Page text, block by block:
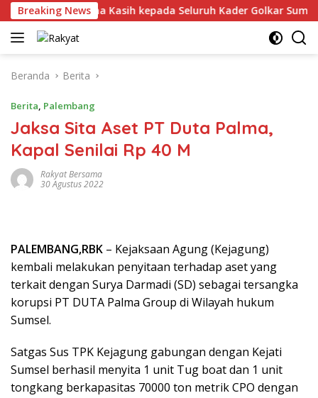
Langsung
ke
konten
Breaking News
Terima Kasih kepada Seluruh Kader Golkar Sumsel
Beranda Berita
Berita, Palembang
Jaksa Sita Aset PT Duta Palma,
Kapal Senilai Rp 40 M
Rakyat Bersama
30 Agustus 2022
PALEMBANG,RBK – Kejaksaan Agung (Kejagung)
kembali melakukan penyitaan terhadap aset yang
terkait dengan Surya Darmadi (SD) sebagai tersangka
korupsi PT DUTA Palma Group di Wilayah hukum
Sumsel.
Satgas Sus TPK Kejagung gabungan dengan Kejati
Sumsel berhasil menyita 1 unit Tug boat dan 1 unit
tongkang berkapasitas 70000 ton metrik CPO dengan